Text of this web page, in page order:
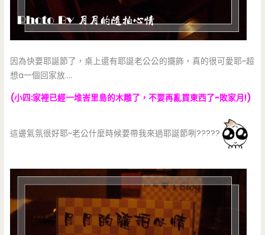
因為快要耶誕節了，桌上還有耶誕老公公的擺飾，真的很可愛耶~超
想a一個回家放….
(小四:家裡已經一堆峇里島的木雕了，不要再亂買東西了~敗家月!)
這邊氣氛很好耶~老公什麼時候要帶我來過耶誕節咧?????